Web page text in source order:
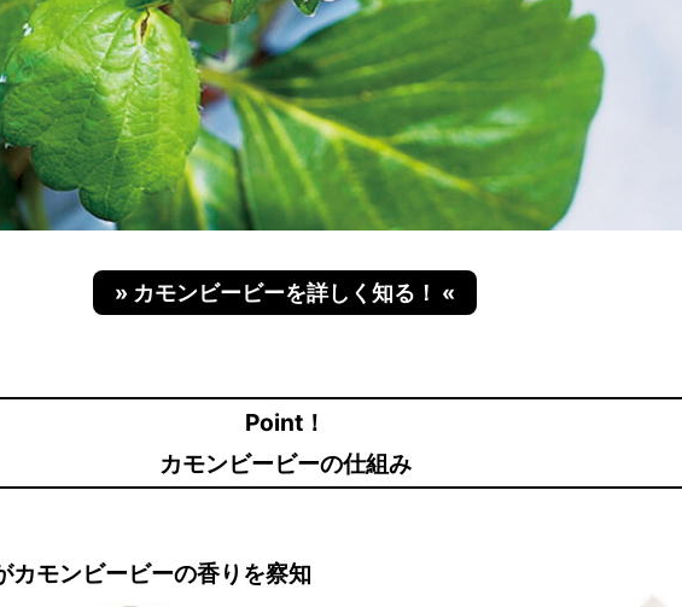
» カモンビービーを詳しく知る！ «
Point！
カモンビービーの仕組み
モンビービーの香りを察知